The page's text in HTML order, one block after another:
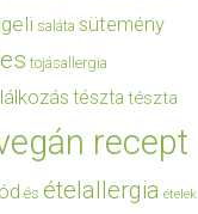
saláta sütemény
tojásallergia
tészta tészta
recept
és ételallergia ételek